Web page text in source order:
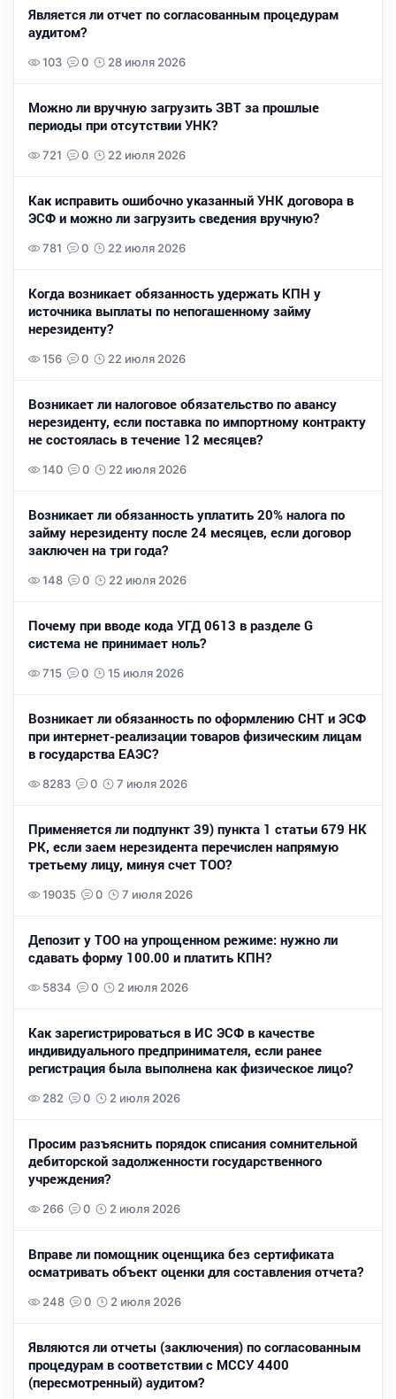
Является ли отчет по согласованным процедурам
аудитом?
103 0 28 июля 2026
Можно ли вручную загрузить ЗВТ за прошлые
периоды при отсутствии УНК?
721 0 22 июля 2026
Как исправить ошибочно указанный УНК договора в
ЭСФ и можно ли загрузить сведения вручную?
781 0 22 июля 2026
Когда возникает обязанность удержать КПН у
источника выплаты по непогашенному займу
нерезиденту?
156 0 22 июля 2026
Возникает ли налоговое обязательство по авансу
нерезиденту, если поставка по импортному контракту
не состоялась в течение 12 месяцев?
140 0 22 июля 2026
Возникает ли обязанность уплатить 20% налога по
займу нерезиденту после 24 месяцев, если договор
заключен на три года?
148 0 22 июля 2026
Почему при вводе кода УГД 0613 в разделе G
система не принимает ноль?
715 0 15 июля 2026
Возникает ли обязанность по оформлению СНТ и ЭСФ
при интернет-реализации товаров физическим лицам
в государства ЕАЭС?
8283 0 7 июля 2026
Применяется ли подпункт 39) пункта 1 статьи 679 НК
РК, если заем нерезидента перечислен напрямую
третьему лицу, минуя счет ТОО?
19035 0 7 июля 2026
Депозит у ТОО на упрощенном режиме: нужно ли
сдавать форму 100.00 и платить КПН?
5834 0 2 июля 2026
Как зарегистрироваться в ИС ЭСФ в качестве
индивидуального предпринимателя, если ранее
регистрация была выполнена как физическое лицо?
282 0 2 июля 2026
Просим разъяснить порядок списания сомнительной
дебиторской задолженности государственного
учреждения?
266 0 2 июля 2026
Вправе ли помощник оценщика без сертификата
осматривать объект оценки для составления отчета?
248 0 2 июля 2026
Являются ли отчеты (заключения) по согласованным
процедурам в соответствии с МССУ 4400
(пересмотренный) аудитом?